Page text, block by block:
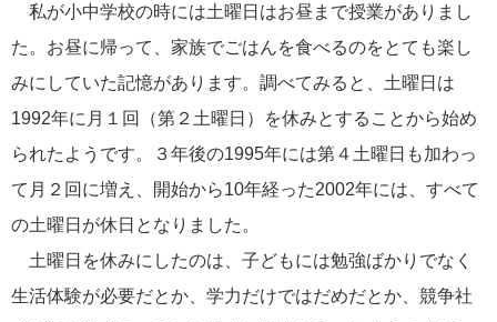
私が小中学校の時には土曜日はお昼まで授業がありまし
た。お昼に帰って、家族でごはんを食べるのをとても楽し
みにしていた記憶があります。調べてみると、土曜日は
1992年に月１回（第２土曜日）を休みとすることから始め
られたようです。３年後の1995年には第４土曜日も加わっ
て月２回に増え、開始から10年経った2002年には、すべて
の土曜日が休日となりました。
土曜日を休みにしたのは、子どもには勉強ばかりでなく
生活体験が必要だとか、学力だけではだめだとか、競争社